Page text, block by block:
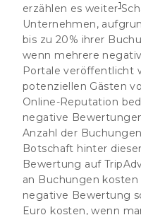
erzählen es weiter1
Unternehmen,
bis zu 20% ihrer
wenn mehrere
Portale veröffentlicht
potenziellen Gästen
Online-Reputation
negative
Anzahl der
Botschaft hinter
Bewertung auf
an Buchungen kosten
negative Bewertung
Euro kosten, wenn